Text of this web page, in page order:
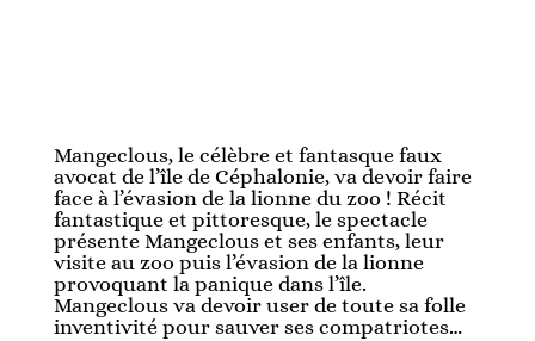
Mangeclous, le célèbre et fantasque faux
avocat de l’île de Céphalonie, va devoir faire
face à l’évasion de la lionne du zoo ! Récit
fantastique et pittoresque, le spectacle
présente Mangeclous et ses enfants, leur
visite au zoo puis l’évasion de la lionne
provoquant la panique dans l’île.
Mangeclous va devoir user de toute sa folle
inventivité pour sauver ses compatriotes…